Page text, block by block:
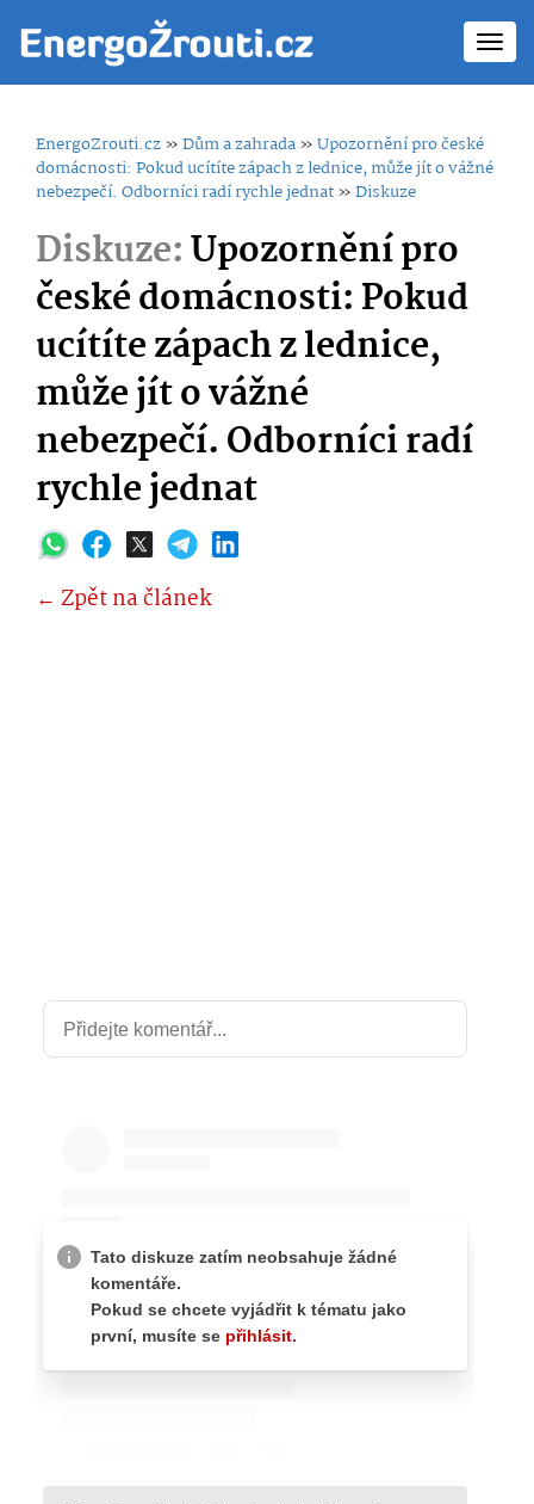
EnergoZrouti.cz»Dům a zahrada»Upozornění pro české
domácnosti: Pokud ucítíte zápach z lednice, může jít o vážné
nebezpečí. Odborníci radí rychle jednat»Diskuze
Diskuze:Upozornění pro
české domácnosti: Pokud
ucítíte zápach z lednice,
může jít o vážné
nebezpečí. Odborníci radí
rychle jednat
← Zpět na článek